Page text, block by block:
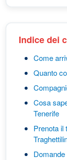
Indice dei
Come
Quanto
Cosa
Tenerife
Prenota il